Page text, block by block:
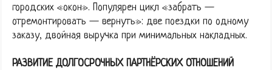
городских «окон». Популярен цикл «забрать —
отремонтировать — вернуть»: две поездки по одному
заказу, двойная выручка при минимальных накладных.
РАЗВИТИЕ ДОЛГОСРОЧНЫХ ПАРТНЁРСКИХ ОТНОШЕНИЙ